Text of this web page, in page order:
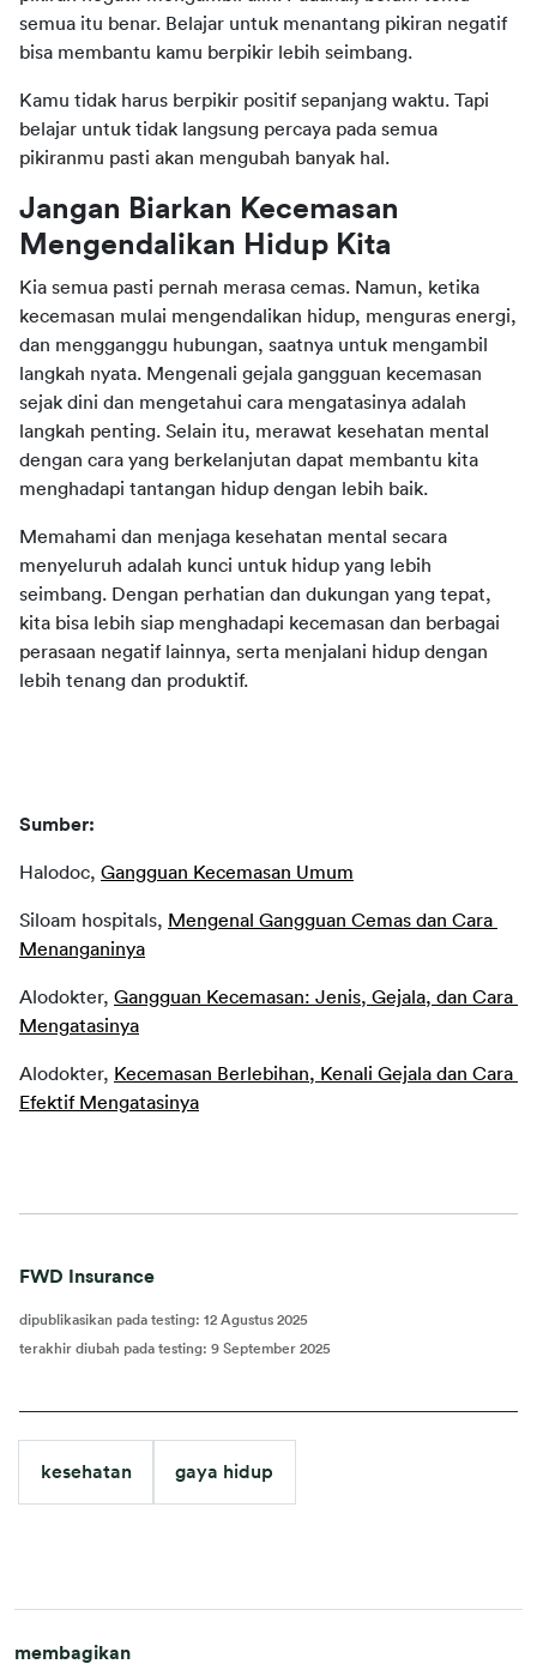
semua itu benar. Belajar untuk menantang pikiran negatif
bisa membantu kamu berpikir lebih seimbang.
Kamu tidak harus berpikir positif sepanjang waktu. Tapi
belajar untuk tidak langsung percaya pada semua
pikiranmu pasti akan mengubah banyak hal.
Jangan Biarkan Kecemasan
Mengendalikan Hidup Kita
Kia semua pasti pernah merasa cemas. Namun, ketika
kecemasan mulai mengendalikan hidup, menguras energi,
dan mengganggu hubungan, saatnya untuk mengambil
langkah nyata. Mengenali gejala gangguan kecemasan
sejak dini dan mengetahui cara mengatasinya adalah
langkah penting. Selain itu, merawat kesehatan mental
dengan cara yang berkelanjutan dapat membantu kita
menghadapi tantangan hidup dengan lebih baik.
Memahami dan menjaga kesehatan mental secara
menyeluruh adalah kunci untuk hidup yang lebih
seimbang. Dengan perhatian dan dukungan yang tepat,
kita bisa lebih siap menghadapi kecemasan dan berbagai
perasaan negatif lainnya, serta menjalani hidup dengan
lebih tenang dan produktif.
Sumber:
Halodoc, Gangguan Kecemasan Umum
Siloam hospitals, Mengenal Gangguan Cemas dan Cara
Menanganinya
Alodokter, Gangguan Kecemasan: Jenis, Gejala, dan Cara
Mengatasinya
Alodokter, Kecemasan Berlebihan, Kenali Gejala dan Cara
Efektif Mengatasinya
FWD Insurance
dipublikasikan pada testing: 12 Agustus 2025
terakhir diubah pada testing: 9 September 2025
kesehatan gaya hidup
membagikan